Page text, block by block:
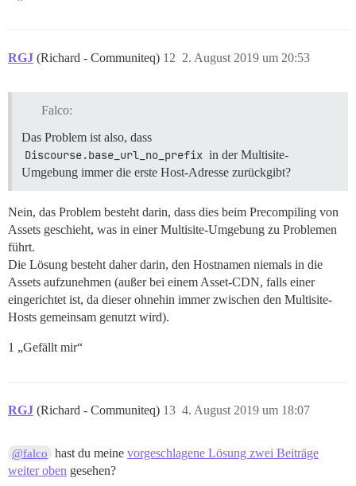
RGJ (Richard - Communiteq) 2. August 2019 um 20:53
12
Falco:
Das Problem ist also, dass
Discourse.base_url_no_prefix in der Multisite-
Umgebung immer die erste Host-Adresse zurückgibt?
Nein, das Problem besteht darin, dass dies beim Precompiling von
Assets geschieht, was in einer Multisite-Umgebung zu Problemen
führt.
Die Lösung besteht daher darin, den Hostnamen niemals in die
Assets aufzunehmen (außer bei einem Asset-CDN, falls einer
eingerichtet ist, da dieser ohnehin immer zwischen den Multisite-
Hosts gemeinsam genutzt wird).
1 „Gefällt mir“
RGJ (Richard - Communiteq) 4. August 2019 um 18:07
13
@falco hast du meinevorgeschlagene Lösung zwei Beiträge
weiter oben gesehen?